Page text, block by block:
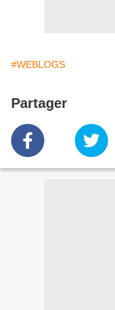
#WEBLOGS
Partager